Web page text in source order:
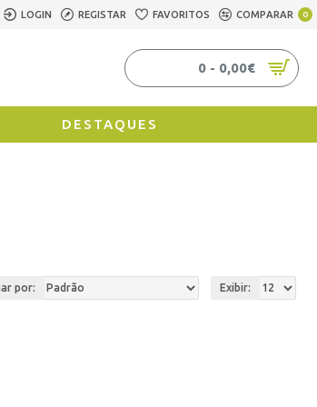
LOGIN REGISTAR FAVORITOS COMPARAR 0
0 - 0,00€
DESTAQUES
por: Exibir: